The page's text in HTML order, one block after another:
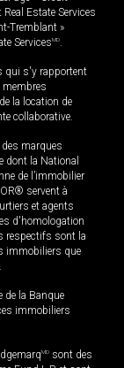
Real Estate Services
Tremblant »
ServicesMD.
qui s'y rapportent
la location de
collaborative.
des marques
dont la National
de l’immobilier
servent à
et agents
d'homologation
respectifs sont la
immobiliers que
de la Banque
immobiliers
MD sont des